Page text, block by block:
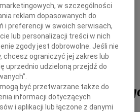
Z głębokim żalem żegnamy
Prof. dr hab.
w szczególności
reklam dopasowanych do
i preferencji w swoich serwisach,
lub personalizacji treści w nich
zgody jest dobrowolne. Jeśli nie
chcesz ograniczyć jej zakres lub
uprzednio udzieloną przejdź do
być przetwarzane także do
informacji dotyczących
i aplikacji lub łączone z danymi